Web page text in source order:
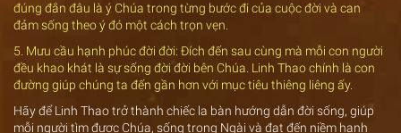
đúng đắn đâu là ý Chúa trong từng bước đi của cuộc đời và can
đảm sống theo ý đó một cách trọn vẹn.
5. Mưu cầu hạnh phúc đời đời: Đích đến sau cùng mà mỗi con người
đều khao khát là sự sống đời đời bên Chúa. Linh Thao chính là con
đường giúp chúng ta đến gần hơn với mục tiêu thiêng liêng ấy.
Hãy để Linh Thao trở thành chiếc la bàn hướng dẫn đời sống, giúp
mỗi người tìm được Chúa, sống trong Ngài và đạt đến niềm hạnh